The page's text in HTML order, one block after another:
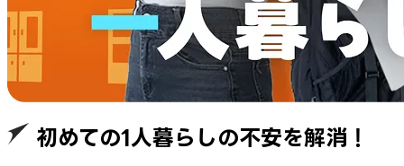
初めての1人暮らしの不安を解消！